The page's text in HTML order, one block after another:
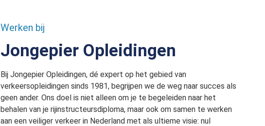
Werken bij
Jongepier Opleidingen
Bij Jongepier Opleidingen, dé expert op het gebied van
verkeersopleidingen sinds 1981, begrijpen we de weg naar succes als
geen ander. Ons doel is niet alleen om je te begeleiden naar het
behalen van je rijinstructeursdiploma, maar ook om samen te werken
aan een veiliger verkeer in Nederland met als ultieme visie: nul